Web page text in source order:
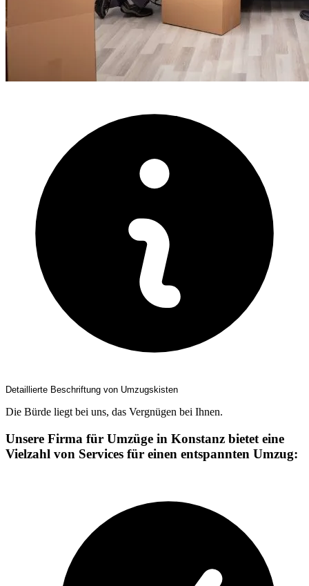
Detaillierte Beschriftung von Umzugskisten
Die Bürde liegt bei uns, das Vergnügen bei Ihnen.
Unsere Firma für Umzüge in Konstanz bietet eine
Vielzahl von Services für einen entspannten Umzug: